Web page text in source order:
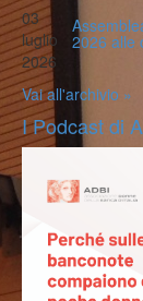
03
luglio
2026
2026 alle
Vai all'archivio »
I Podcast di